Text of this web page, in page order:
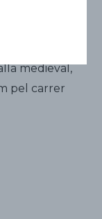
medieval,
pel carrer